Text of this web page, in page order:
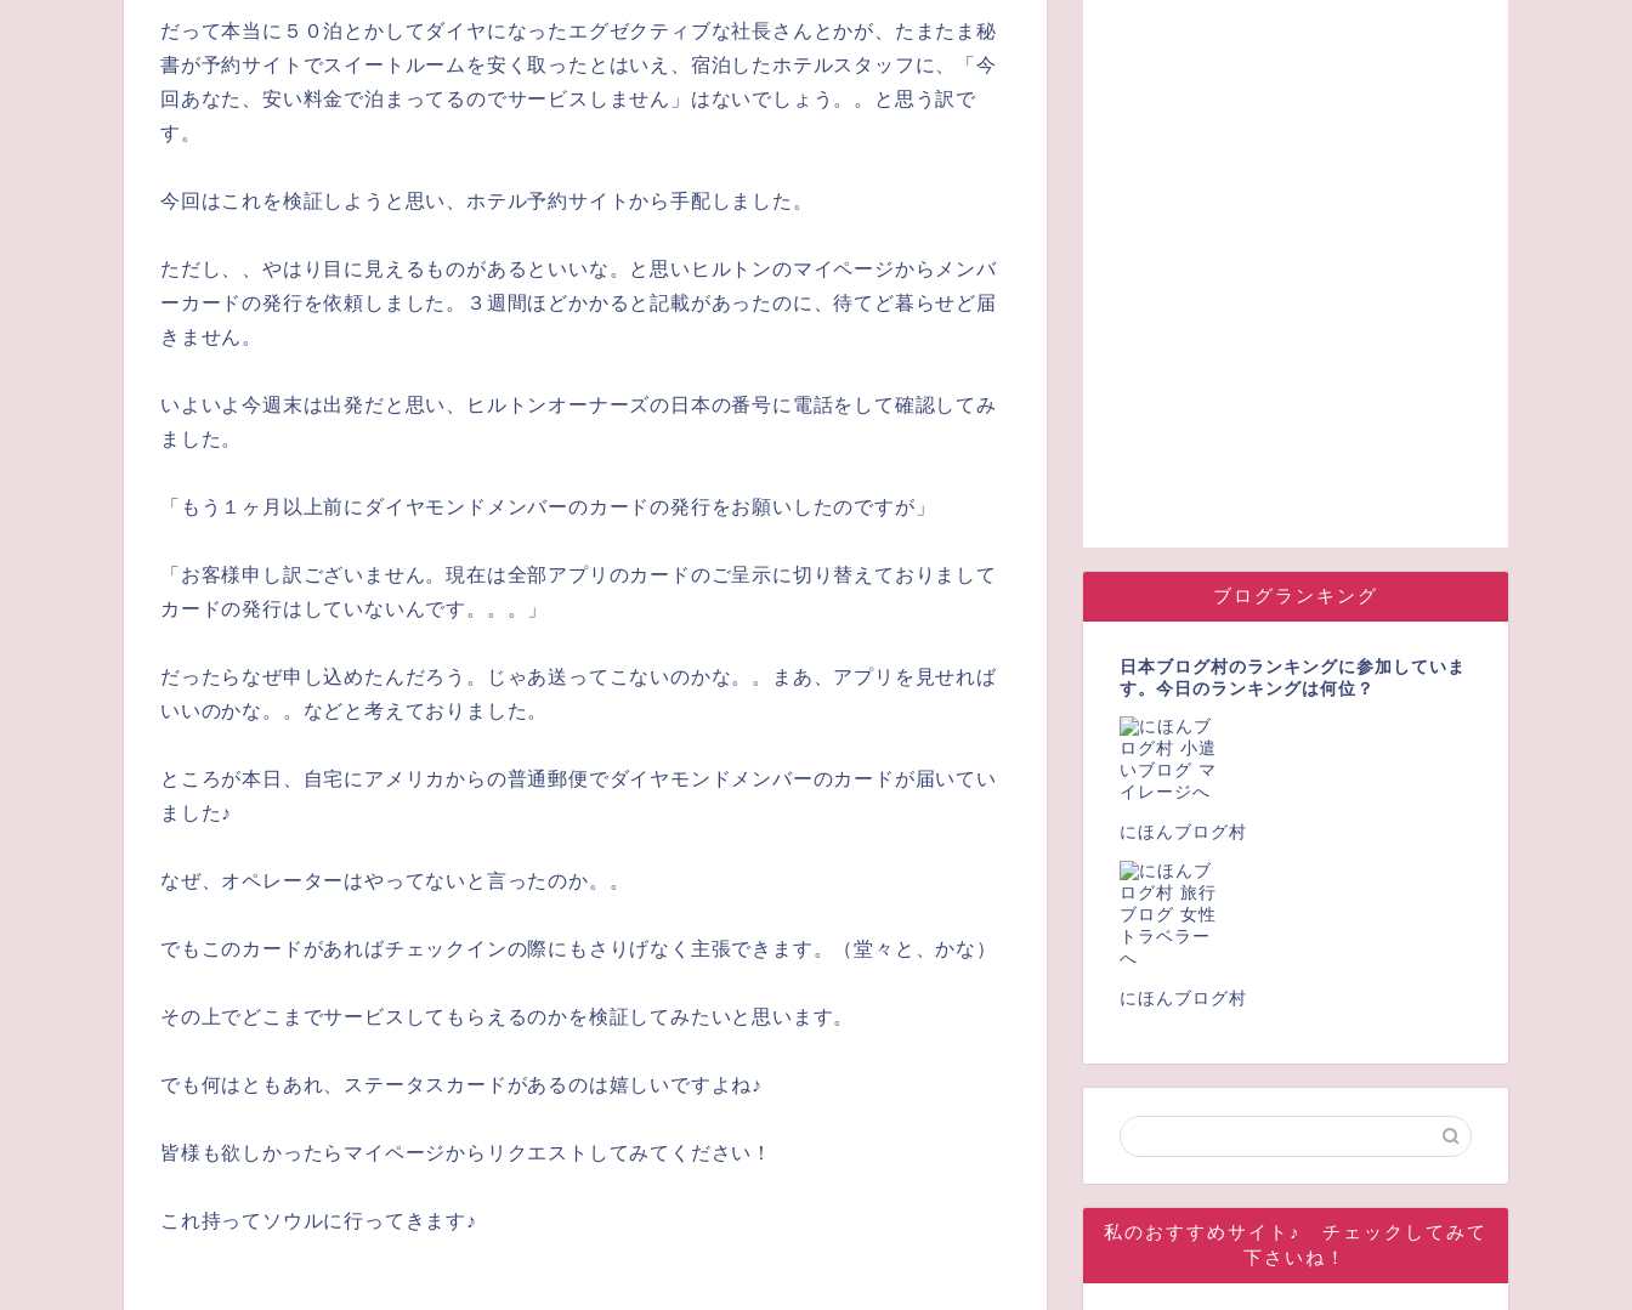
だって本当に５０泊とかしてダイヤになったエグゼクティブな社長さんとかが、たまたま秘
書が予約サイトでスイートルームを安く取ったとはいえ、宿泊したホテルスタッフに、「今
回あなた、安い料金で泊まってるのでサービスしません」はないでしょう。。と思う訳で
す。
今回はこれを検証しようと思い、ホテル予約サイトから手配しました。
ただし、、やはり目に見えるものがあるといいな。と思いヒルトンのマイページからメンバ
ーカードの発行を依頼しました。３週間ほどかかると記載があったのに、待てど暮らせど届
きません。
いよいよ今週末は出発だと思い、ヒルトンオーナーズの日本の番号に電話をして確認してみ
ました。
「もう１ヶ月以上前にダイヤモンドメンバーのカードの発行をお願いしたのですが」
「お客様申し訳ございません。現在は全部アプリのカードのご呈示に切り替えておりまして
カードの発行はしていないんです。。。」
だったらなぜ申し込めたんだろう。じゃあ送ってこないのかな。。まあ、アプリを見せれば
いいのかな。。などと考えておりました。
ところが本日、自宅にアメリカからの普通郵便でダイヤモンドメンバーのカードが届いてい
ました♪
なぜ、オペレーターはやってないと言ったのか。。
でもこのカードがあればチェックインの際にもさりげなく主張できます。（堂々と、かな）
その上でどこまでサービスしてもらえるのかを検証してみたいと思います。
でも何はともあれ、ステータスカードがあるのは嬉しいですよね♪
皆様も欲しかったらマイページからリクエストしてみてください！
これ持ってソウルに行ってきます♪
ブログランキング
日本ブログ村のランキングに参加していま
す。今日のランキングは何位？
にほんブログ村
にほんブログ村
私のおすすめサイト♪ チェックしてみて
下さいね！